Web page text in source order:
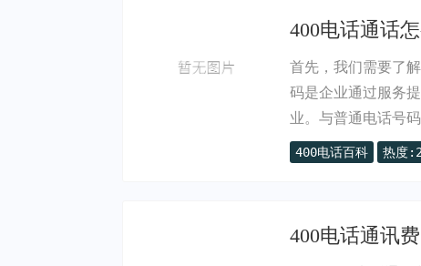
400电话通话
首先，我们需要了
码是企业通过服务
业。与普通电话号
400电话百科 热度
400电话通讯费